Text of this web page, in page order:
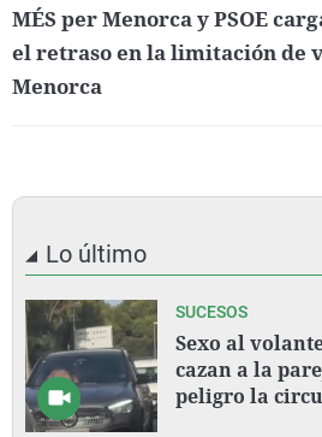
MÉS per Menorca y PSOE
el retraso en la limitación de
Menorca
Lo último
SUCESOS
Sexo al
cazan a la
peligro la